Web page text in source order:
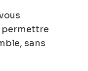
permettre
sans